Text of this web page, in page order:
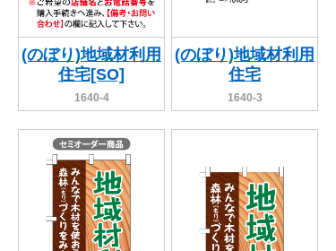
(のぼり)地域材利用
住宅[SO]
1640-4
(のぼり)地域材利用
住宅
1640-3